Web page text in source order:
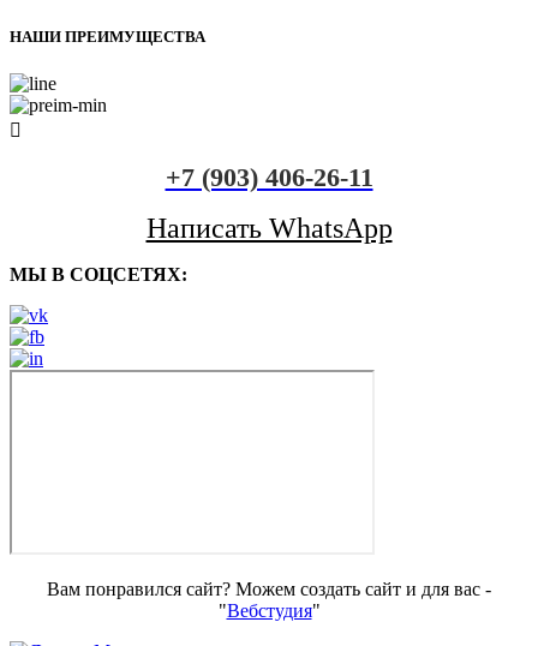
НАШИ ПРЕИМУЩЕСТВА
+7 (903) 406-26-11
Написать WhatsApp
МЫ В СОЦСЕТЯХ:
Вам понравился сайт? Можем создать сайт и для вас -
"Вебстудия"